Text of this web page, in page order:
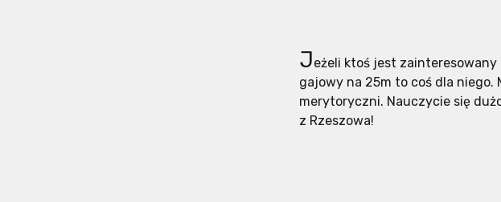
Jeżeli ktoś jest
gajowy na 25m to coś dla niego.
merytoryczni. Nauczycie się
z Rzeszowa!